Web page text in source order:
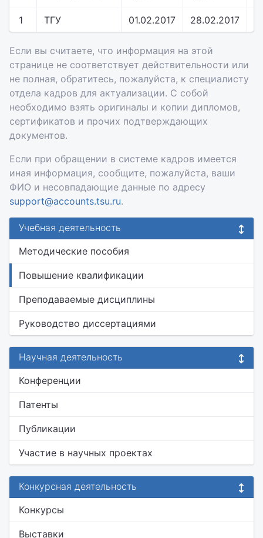
1 ТГУ 01.02.2017 28.02.2017
Если вы считаете, что информация на этой
странице не соответствует действительности или
не полная, обратитесь, пожалуйста, к специалисту
отдела кадров для актуализации. С собой
необходимо взять оригиналы и копии дипломов,
сертификатов и прочих подтверждающих
документов.
Если при обращении в системе кадров имеется
иная информация, сообщите, пожалуйста, ваши
ФИО и несовпадающие данные по адресу
support@accounts.tsu.ru.
Учебная деятельность
Методические пособия
Повышение квалификации
Преподаваемые дисциплины
Руководство диссертациями
Научная деятельность
Конференции
Патенты
Публикации
Участие в научных проектах
Конкурсная деятельность
Конкурсы
Выставки